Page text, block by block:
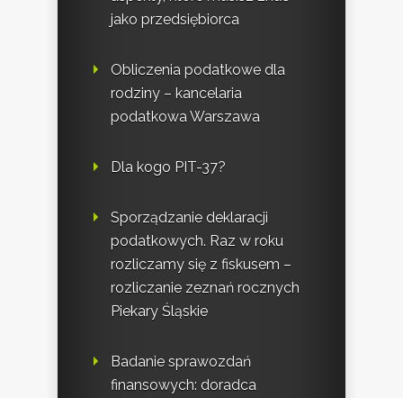
jako przedsiębiorca
Obliczenia podatkowe dla
rodziny – kancelaria
podatkowa Warszawa
Dla kogo PIT-37?
Sporządzanie deklaracji
podatkowych. Raz w roku
rozliczamy się z fiskusem –
rozliczanie zeznań rocznych
Piekary Śląskie
Badanie sprawozdań
finansowych: doradca